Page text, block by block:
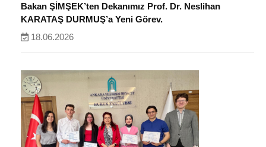
Bakan ŞİMŞEK’ten Dekanımız Prof. Dr. Neslihan
KARATAŞ DURMUŞ’a Yeni Görev.
18.06.2026